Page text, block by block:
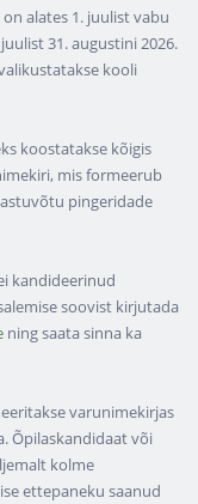
alates 1. juulist vabu
31. augustini 2026.
kooli
koostatakse kõigis
mis formeerub
pingeridade
kandideerinud
soovist kirjutada
ning saata sinna ka
varunimekirjas
Õpilaskandidaat või
kolme
ettepaneku saanud